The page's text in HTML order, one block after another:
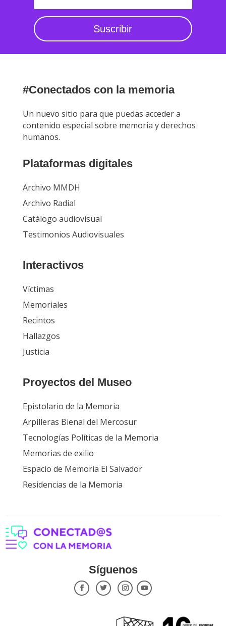
Suscribir
#Conectados con la memoria
Un nuevo sitio para que puedas acceder a
contenido especial sobre memoria y derechos
humanos.
Plataformas digitales
Archivo MMDH
Archivo Radial
Catálogo audiovisual
Testimonios Audiovisuales
Interactivos
Víctimas
Memoriales
Recintos
Hallazgos
Justicia
Proyectos del Museo
Epistolario de la Memoria
Arpilleras Bienal del Mercosur
Tecnologías Políticas de la Memoria
Memorias de exilio
Espacio de Memoria El Salvador
Residencias de la Memoria
Síguenos